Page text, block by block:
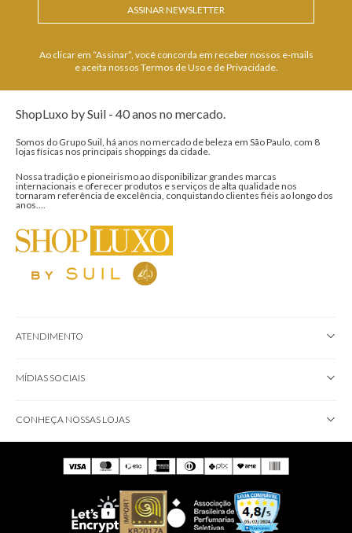
ASSINAR NEWSLETTER
Ao clicar em “Assinar”, você concorda em receber nossos e-mails
e aceita nossos Termos de Uso e de Privacidade.
ShopLuxo by Suil - 40 anos no mercado.
Somos do Grupo Suil, há anos no mercado de beleza em São Paulo, com 8
lojas físicas nos principais shoppings da cidade.
Nossa tradição e pioneirismo ao disponibilizar grandes marcas
internacionais e oferecer produtos e serviços de alta qualidade nos
tornaram referência de excelência, conquistando clientes fiéis ao longo dos
anos....
ATENDIMENTO
MÍDIAS SOCIAIS
CONHEÇA NOSSAS LOJAS